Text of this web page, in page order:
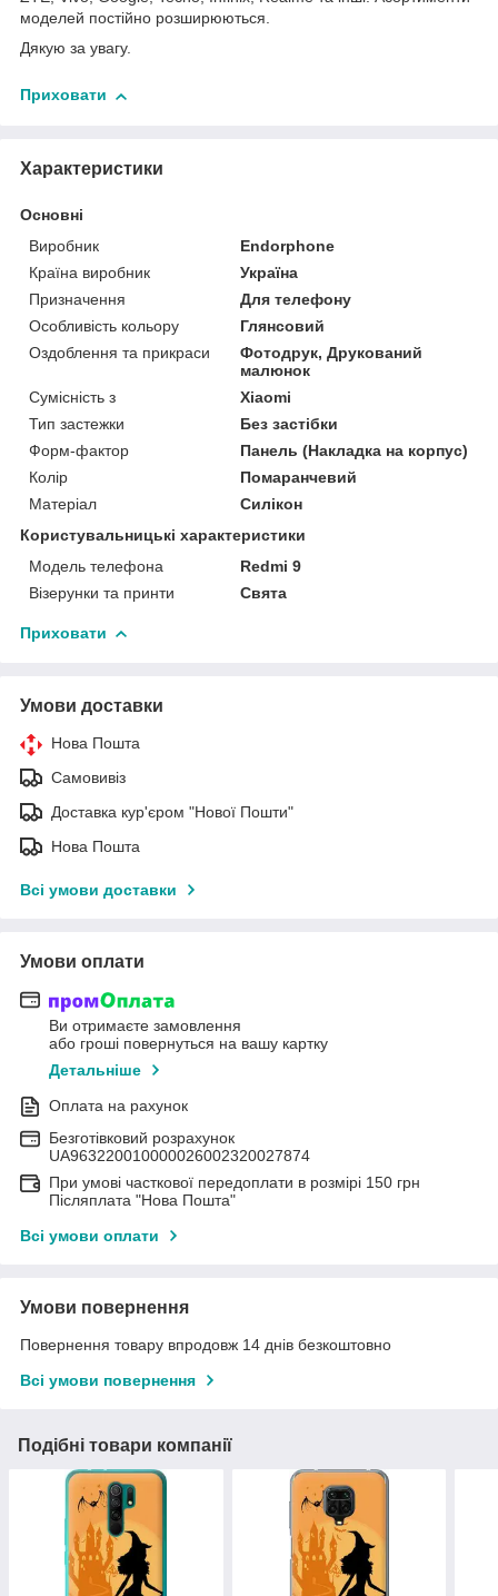
моделей постійно розширюються.
Дякую за увагу.
Приховати
Характеристики
Основні
Виробник
Endorphone
Країна виробник
Україна
Призначення
Для телефону
Особливість кольору
Глянсовий
Оздоблення та прикраси
Фотодрук, Друкований
малюнок
Сумісність з
Xiaomi
Тип застежки
Без застібки
Форм-фактор
Панель (Накладка на корпус)
Колір
Помаранчевий
Матеріал
Силікон
Користувальницькі характеристики
Модель телефона
Redmi 9
Візерунки та принти
Свята
Приховати
Умови доставки
Нова Пошта
Самовивіз
Доставка кур'єром "Нової Пошти"
Нова Пошта
Всі умови доставки
Умови оплати
Ви отримаєте замовлення
або гроші повернуться на вашу картку
Детальніше
Оплата на рахунок
Безготівковий розрахунок
UA963220010000026002320027874
При умові часткової передоплати в розмірі 150 грн
Післяплата "Нова Пошта"
Всі умови оплати
Умови повернення
Повернення товару впродовж 14 днів безкоштовно
Всі умови повернення
Подібні товари компанії